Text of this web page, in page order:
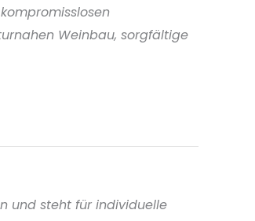
Weinbau, sorgfältige
und steht für individuelle